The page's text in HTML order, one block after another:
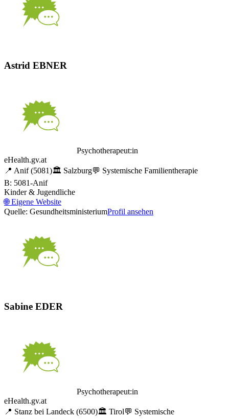
Astrid EBNER
Psychotherapeut:in
eHealth.gv.at
📍 Anif(5081)🏛️ Salzburg💬 Systemische Familientherapie
B: 5081-Anif
Kinder & Jugendliche
🌐Eigene Website
Quelle: GesundheitsministeriumProfil ansehen
Sabine EDER
Psychotherapeut:in
eHealth.gv.at
📍 Stanz bei Landeck (6500)🏛️ Tirol💬 Systemische